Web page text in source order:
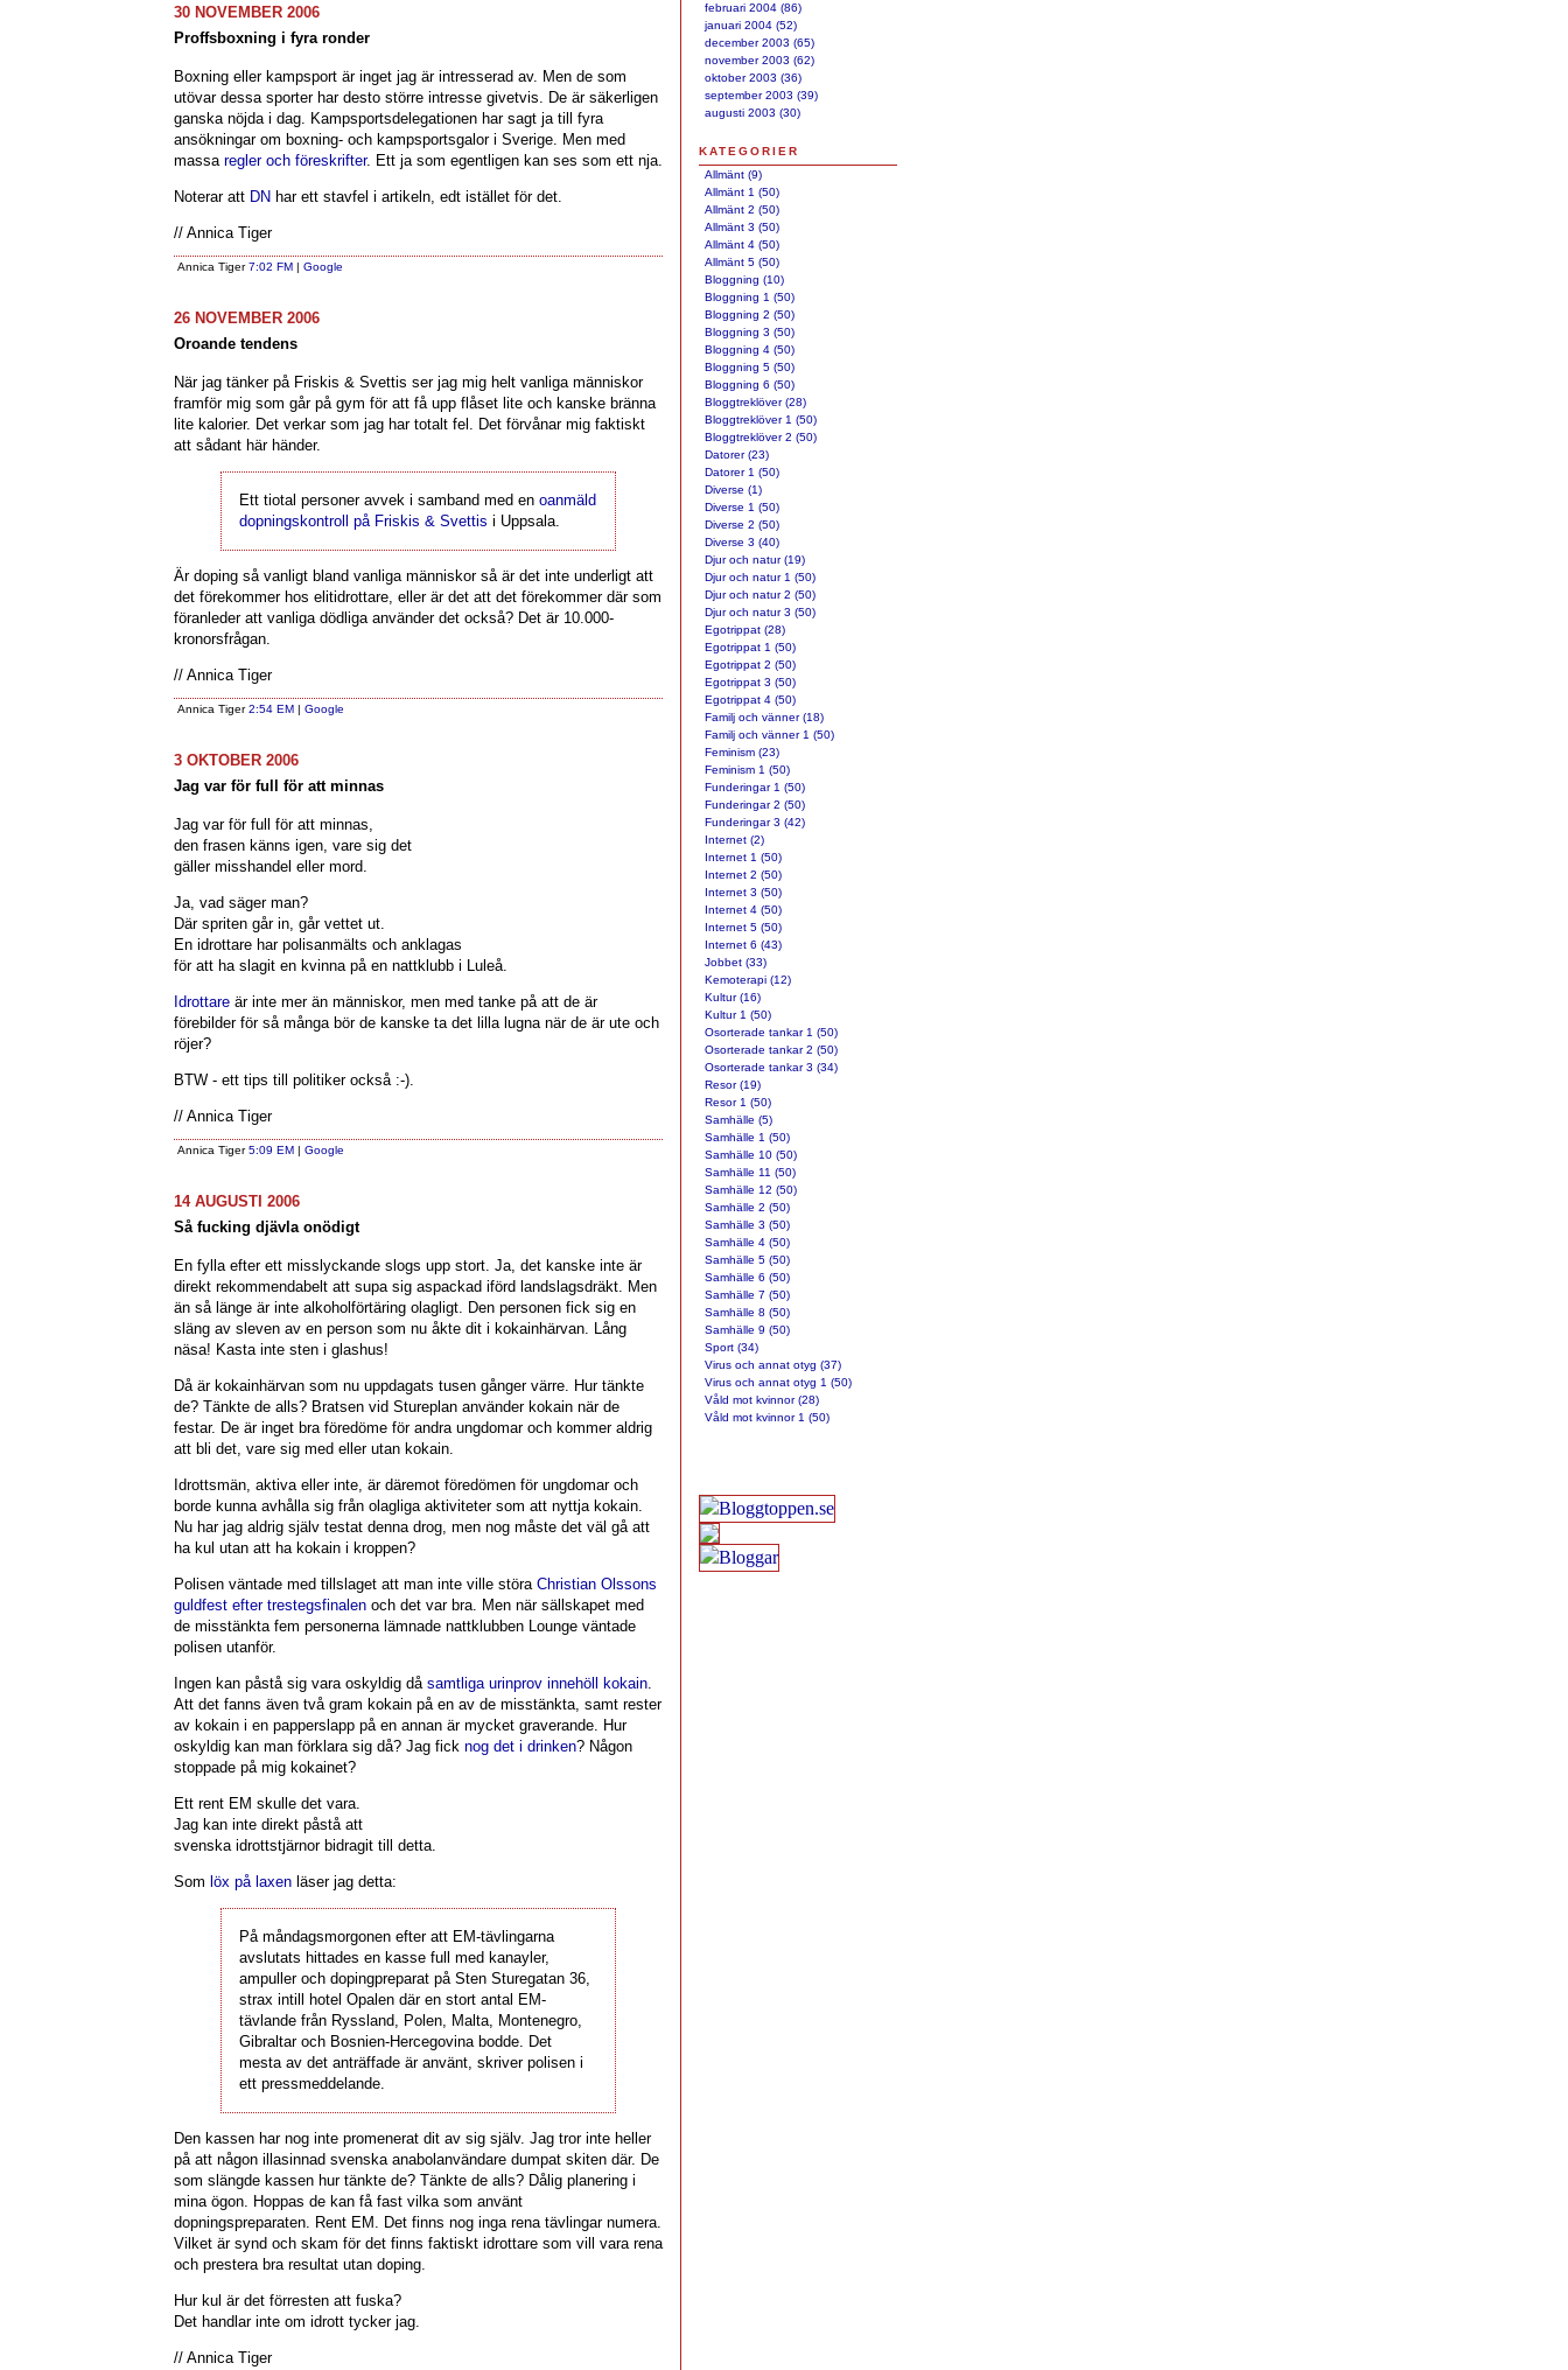
30 NOVEMBER 2006
Proffsboxning i fyra ronder
Boxning eller kampsport är inget jag är intresserad av. Men de som
utövar dessa sporter har desto större intresse givetvis. De är säkerligen
ganska nöjda i dag. Kampsportsdelegationen har sagt ja till fyra
ansökningar om boxning- och kampsportsgalor i Sverige. Men med
massaregler och föreskrifter. Ett ja som egentligen kan ses som ett nja.
Noterar att DN har ett stavfel i artikeln, edt istället för det.
// Annica Tiger
Annica Tiger7:02 FM |Google
26 NOVEMBER 2006
Oroande tendens
När jag tänker på Friskis & Svettis ser jag mig helt vanliga människor
framför mig som går på gym för att få upp flåset lite och kanske bränna
lite kalorier. Det verkar som jag har totalt fel. Det förvånar mig faktiskt
att sådant här händer.
Ett tiotal personer avvek i samband med enoanmäld
dopningskontroll på Friskis & Svettis i Uppsala.
Är doping så vanligt bland vanliga människor så är det inte underligt att
det förekommer hos elitidrottare, eller är det att det förekommer där som
föranleder att vanliga dödliga använder det också? Det är 10.000-
kronorsfrågan.
// Annica Tiger
Annica Tiger2:54 EM |Google
3 OKTOBER 2006
Jag var för full för att minnas
Jag var för full för att minnas,
den frasen känns igen, vare sig det
gäller misshandel eller mord.
Ja, vad säger man?
Där spriten går in, går vettet ut.
En idrottare har polisanmälts och anklagas
för att ha slagit en kvinna på en nattklubb i Luleå.
Idrottare är inte mer än människor, men med tanke på att de är
förebilder för så många bör de kanske ta det lilla lugna när de är ute och
röjer?
BTW - ett tips till politiker också :-).
// Annica Tiger
Annica Tiger5:09 EM |Google
14 AUGUSTI 2006
Så fucking djävla onödigt
En fylla efter ett misslyckande slogs upp stort. Ja, det kanske inte är
direkt rekommendabelt att supa sig aspackad iförd landslagsdräkt. Men
än så länge är inte alkoholförtäring olagligt. Den personen fick sig en
släng av sleven av en person som nu åkte dit i kokainhärvan. Lång
näsa! Kasta inte sten i glashus!
Då är kokainhärvan som nu uppdagats tusen gånger värre. Hur tänkte
de? Tänkte de alls? Bratsen vid Stureplan använder kokain när de
festar. De är inget bra föredöme för andra ungdomar och kommer aldrig
att bli det, vare sig med eller utan kokain.
Idrottsmän, aktiva eller inte, är däremot föredömen för ungdomar och
borde kunna avhålla sig från olagliga aktiviteter som att nyttja kokain.
Nu har jag aldrig själv testat denna drog, men nog måste det väl gå att
ha kul utan att ha kokain i kroppen?
Polisen väntade med tillslaget att man inte ville störaChristian Olssons
guldfest efter trestegsfinalen och det var bra. Men när sällskapet med
de misstänkta fem personerna lämnade nattklubben Lounge väntade
polisen utanför.
Ingen kan påstå sig vara oskyldig dåsamtliga urinprov innehöll kokain.
Att det fanns även två gram kokain på en av de misstänkta, samt rester
av kokain i en papperslapp på en annan är mycket graverande. Hur
oskyldig kan man förklara sig då? Jag ficknog det i drinken? Någon
stoppade på mig kokainet?
Ett rent EM skulle det vara.
Jag kan inte direkt påstå att
svenska idrottstjärnor bidragit till detta.
Som löx på laxen läser jag detta:
På måndagsmorgonen efter att EM-tävlingarna
avslutats hittades en kasse full med kanayler,
ampuller och dopingpreparat på Sten Sturegatan 36,
strax intill hotel Opalen där en stort antal EM-
tävlande från Ryssland, Polen, Malta, Montenegro,
Gibraltar och Bosnien-Hercegovina bodde. Det
mesta av det anträffade är använt, skriver polisen i
ett pressmeddelande.
Den kassen har nog inte promenerat dit av sig själv. Jag tror inte heller
på att någon illasinnad svenska anabolanvändare dumpat skiten där. De
som slängde kassen hur tänkte de? Tänkte de alls? Dålig planering i
mina ögon. Hoppas de kan få fast vilka som använt
dopningspreparaten. Rent EM. Det finns nog inga rena tävlingar numera.
Vilket är synd och skam för det finns faktiskt idrottare som vill vara rena
och prestera bra resultat utan doping.
Hur kul är det förresten att fuska?
Det handlar inte om idrott tycker jag.
// Annica Tiger
februari 2004 (86)
januari 2004 (52)
december 2003 (65)
november 2003 (62)
oktober 2003 (36)
september 2003 (39)
augusti 2003 (30)
KATEGORIER
Allmänt (9)
Allmänt 1 (50)
Allmänt 2 (50)
Allmänt 3 (50)
Allmänt 4 (50)
Allmänt 5 (50)
Bloggning (10)
Bloggning 1 (50)
Bloggning 2 (50)
Bloggning 3 (50)
Bloggning 4 (50)
Bloggning 5 (50)
Bloggning 6 (50)
Bloggtreklöver (28)
Bloggtreklöver 1 (50)
Bloggtreklöver 2 (50)
Datorer (23)
Datorer 1 (50)
Diverse (1)
Diverse 1 (50)
Diverse 2 (50)
Diverse 3 (40)
Djur och natur (19)
Djur och natur 1 (50)
Djur och natur 2 (50)
Djur och natur 3 (50)
Egotrippat (28)
Egotrippat 1 (50)
Egotrippat 2 (50)
Egotrippat 3 (50)
Egotrippat 4 (50)
Familj och vänner (18)
Familj och vänner 1 (50)
Feminism (23)
Feminism 1 (50)
Funderingar 1 (50)
Funderingar 2 (50)
Funderingar 3 (42)
Internet (2)
Internet 1 (50)
Internet 2 (50)
Internet 3 (50)
Internet 4 (50)
Internet 5 (50)
Internet 6 (43)
Jobbet (33)
Kemoterapi (12)
Kultur (16)
Kultur 1 (50)
Osorterade tankar 1 (50)
Osorterade tankar 2 (50)
Osorterade tankar 3 (34)
Resor (19)
Resor 1 (50)
Samhälle (5)
Samhälle 1 (50)
Samhälle 10 (50)
Samhälle 11 (50)
Samhälle 12 (50)
Samhälle 2 (50)
Samhälle 3 (50)
Samhälle 4 (50)
Samhälle 5 (50)
Samhälle 6 (50)
Samhälle 7 (50)
Samhälle 8 (50)
Samhälle 9 (50)
Sport (34)
Virus och annat otyg (37)
Virus och annat otyg 1 (50)
Våld mot kvinnor (28)
Våld mot kvinnor 1 (50)